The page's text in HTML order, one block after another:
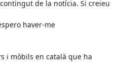
de la notícia. Si creieu
haver-me
i mòbils en català que ha